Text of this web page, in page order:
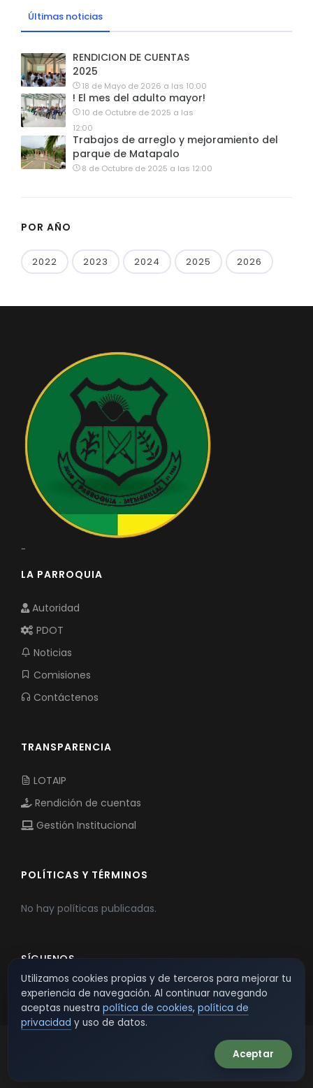
Últimas noticias
RENDICION DE CUENTAS
2025
18 de Mayo de 2026 a las 10:00
! El mes del adulto mayor!
10 de Octubre de 2025 a las
12:00
Trabajos de arreglo y mejoramiento del
parque de Matapalo
8 de Octubre de 2025 a las 12:00
POR AÑO
2022 2023 2024 2025 2026
-
LA PARROQUIA
Autoridad
PDOT
Noticias
Comisiones
Contáctenos
TRANSPARENCIA
LOTAIP
Rendición de cuentas
Gestión Institucional
POLÍTICAS Y TÉRMINOS
No hay políticas publicadas.
SÍGUENOS
© 2026 TSW - TecnoServiWeb. All Rights Reserved.
Utilizamos cookies propias y de terceros para mejorar tu
experiencia de navegación. Al continuar navegando
aceptas nuestra política de cookies, política de
privacidad y uso de datos.
Aceptar